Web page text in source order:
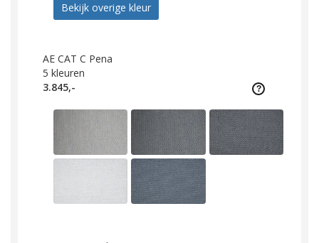
Bekijk overige kleur
AE CAT C Pena
5 kleuren
3.845,-